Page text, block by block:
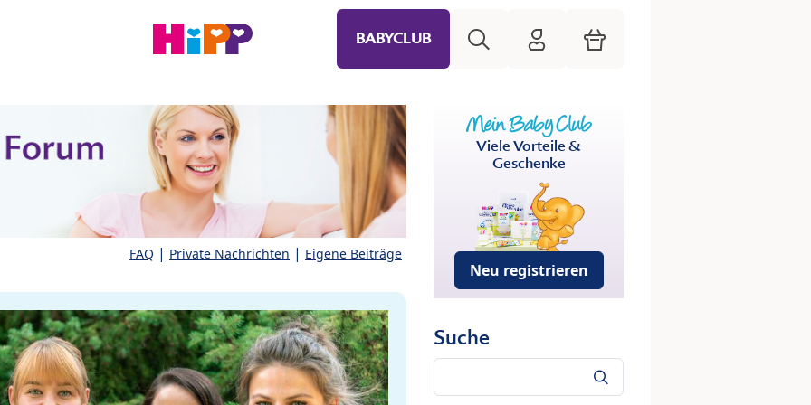
BABYCLUB HiPP Mein Babyclub
Warenkorb
FAQ | Private Nachrichten | Eigene Beiträge
Viele Vorteile &
Geschenke
Neu registrieren
Suche